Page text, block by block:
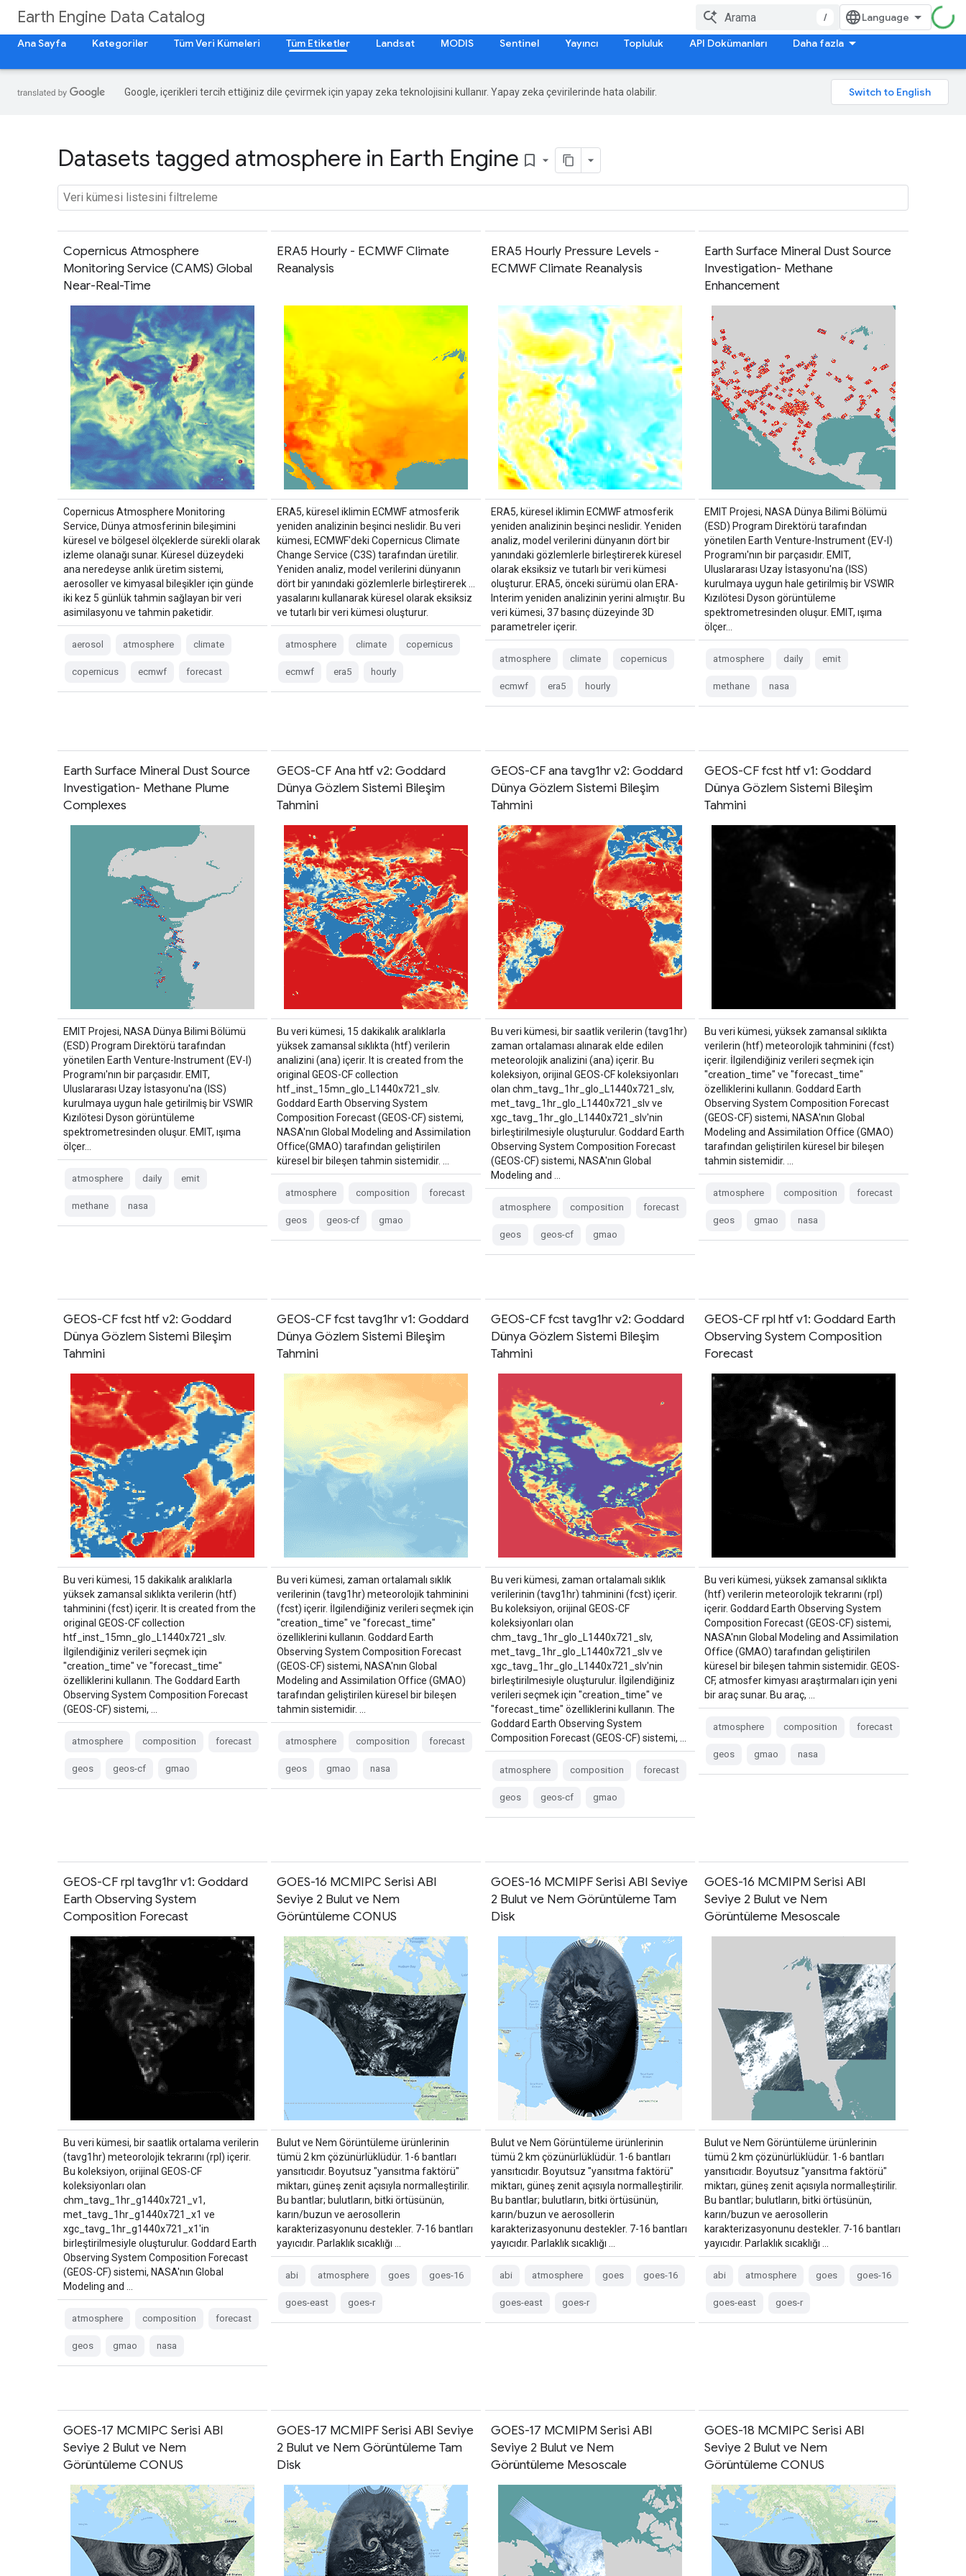
Earth Engine Data Catalog
/
Ana Sayfa
Kategoriler Tüm Veri Kümeleri Tüm Etiketler Landsat MODIS Sentinel Yayıncı Topluluk API Dokümanları Daha fazla
Google, içerikleri tercih ettiğiniz dile çevirmek için yapay zeka teknolojisini kullanır. Yapay zeka çevirilerinde hata olabilir.
Datasets tagged atmosphere in Earth Engine bookmark_border
Copernicus Atmosphere
Monitoring Service (CAMS) Global
Near-Real-Time
Copernicus Atmosphere Monitoring
Service, Dünya atmosferinin bileşimini
küresel ve bölgesel ölçeklerde sürekli olarak
izleme olanağı sunar. Küresel düzeydeki
ana neredeyse anlık üretim sistemi,
aerosoller ve kimyasal bileşikler için günde
iki kez 5 günlük tahmin sağlayan bir veri
asimilasyonu ve tahmin paketidir.
aerosol atmosphere climate
copernicus ecmwf forecast
ERA5 Hourly - ECMWF Climate
Reanalysis
ERA5, küresel iklimin ECMWF atmosferik
yeniden analizinin beşinci neslidir. Bu veri
kümesi, ECMWF'deki Copernicus Climate
Change Service (C3S) tarafından üretilir.
Yeniden analiz, model verilerini dünyanın
dört bir yanındaki gözlemlerle birleştirerek …
yasalarını kullanarak küresel olarak eksiksiz
ve tutarlı bir veri kümesi oluşturur.
atmosphere climate copernicus
ecmwf era5 hourly
ERA5 Hourly Pressure Levels -
ECMWF Climate Reanalysis
ERA5, küresel iklimin ECMWF atmosferik
yeniden analizinin beşinci neslidir. Yeniden
analiz, model verilerini dünyanın dört bir
yanındaki gözlemlerle birleştirerek küresel
olarak eksiksiz ve tutarlı bir veri kümesi
oluşturur. ERA5, önceki sürümü olan ERA-
Interim yeniden analizinin yerini almıştır. Bu
veri kümesi, 37 basınç düzeyinde 3D
parametreler içerir.
atmosphere climate copernicus
ecmwf era5 hourly
Earth Surface Mineral Dust Source
Investigation- Methane
Enhancement
EMIT Projesi, NASA Dünya Bilimi Bölümü
(ESD) Program Direktörü tarafından
yönetilen Earth Venture-Instrument (EV-I)
Programı'nın bir parçasıdır. EMIT,
Uluslararası Uzay İstasyonu'na (ISS)
kurulmaya uygun hale getirilmiş bir VSWIR
Kızılötesi Dyson görüntüleme
spektrometresinden oluşur. EMIT, ışıma
ölçer…
atmosphere daily emit
methane nasa
Earth Surface Mineral Dust Source
Investigation- Methane Plume
Complexes
EMIT Projesi, NASA Dünya Bilimi Bölümü
(ESD) Program Direktörü tarafından
yönetilen Earth Venture-Instrument (EV-I)
Programı'nın bir parçasıdır. EMIT,
Uluslararası Uzay İstasyonu'na (ISS)
kurulmaya uygun hale getirilmiş bir VSWIR
Kızılötesi Dyson görüntüleme
spektrometresinden oluşur. EMIT, ışıma
ölçer…
atmosphere daily emit
methane nasa
GEOS-CF Ana htf v2: Goddard
Dünya Gözlem Sistemi Bileşim
Tahmini
Bu veri kümesi, 15 dakikalık aralıklarla
yüksek zamansal sıklıkta (htf) verilerin
analizini (ana) içerir. It is created from the
original GEOS-CF collection
htf_inst_15mn_glo_L1440x721_slv.
Goddard Earth Observing System
Composition Forecast (GEOS-CF) sistemi,
NASA'nın Global Modeling and Assimilation
Office(GMAO) tarafından geliştirilen
küresel bir bileşen tahmin sistemidir. …
atmosphere composition forecast
geos geos-cf gmao
GEOS-CF ana tavg1hr v2: Goddard
Dünya Gözlem Sistemi Bileşim
Tahmini
Bu veri kümesi, bir saatlik verilerin (tavg1hr)
zaman ortalaması alınarak elde edilen
meteorolojik analizini (ana) içerir. Bu
koleksiyon, orijinal GEOS-CF koleksiyonları
olan chm_tavg_1hr_glo_L1440x721_slv,
met_tavg_1hr_glo_L1440x721_slv ve
xgc_tavg_1hr_glo_L1440x721_slv'nin
birleştirilmesiyle oluşturulur. Goddard Earth
Observing System Composition Forecast
(GEOS-CF) sistemi, NASA'nın Global
Modeling and …
atmosphere composition forecast
geos geos-cf gmao
GEOS-CF fcst htf v1: Goddard
Dünya Gözlem Sistemi Bileşim
Tahmini
Bu veri kümesi, yüksek zamansal sıklıkta
verilerin (htf) meteorolojik tahminini (fcst)
içerir. İlgilendiğiniz verileri seçmek için
"creation_time" ve "forecast_time"
özelliklerini kullanın. Goddard Earth
Observing System Composition Forecast
(GEOS-CF) sistemi, NASA'nın Global
Modeling and Assimilation Office (GMAO)
tarafından geliştirilen küresel bir bileşen
tahmin sistemidir. …
atmosphere composition forecast
geos gmao nasa
GEOS-CF fcst htf v2: Goddard
Dünya Gözlem Sistemi Bileşim
Tahmini
Bu veri kümesi, 15 dakikalık aralıklarla
yüksek zamansal sıklıkta verilerin (htf)
tahminini (fcst) içerir. It is created from the
original GEOS-CF collection
htf_inst_15mn_glo_L1440x721_slv.
İlgilendiğiniz verileri seçmek için
"creation_time" ve "forecast_time"
özelliklerini kullanın. The Goddard Earth
Observing System Composition Forecast
(GEOS-CF) sistemi, …
atmosphere composition forecast
geos geos-cf gmao
GEOS-CF fcst tavg1hr v1: Goddard
Dünya Gözlem Sistemi Bileşim
Tahmini
Bu veri kümesi, zaman ortalamalı sıklık
verilerinin (tavg1hr) meteorolojik tahminini
(fcst) içerir. İlgilendiğiniz verileri seçmek için
"creation_time" ve "forecast_time"
özelliklerini kullanın. Goddard Earth
Observing System Composition Forecast
(GEOS-CF) sistemi, NASA'nın Global
Modeling and Assimilation Office (GMAO)
tarafından geliştirilen küresel bir bileşen
tahmin sistemidir. …
atmosphere composition forecast
geos gmao nasa
GEOS-CF fcst tavg1hr v2: Goddard
Dünya Gözlem Sistemi Bileşim
Tahmini
Bu veri kümesi, zaman ortalamalı sıklık
verilerinin (tavg1hr) tahminini (fcst) içerir.
Bu koleksiyon, orijinal GEOS-CF
koleksiyonları olan
chm_tavg_1hr_glo_L1440x721_slv,
met_tavg_1hr_glo_L1440x721_slv ve
xgc_tavg_1hr_glo_L1440x721_slv'nin
birleştirilmesiyle oluşturulur. İlgilendiğiniz
verileri seçmek için "creation_time" ve
"forecast_time" özelliklerini kullanın. The
Goddard Earth Observing System
Composition Forecast (GEOS-CF) sistemi, …
atmosphere composition forecast
geos geos-cf gmao
GEOS-CF rpl htf v1: Goddard Earth
Observing System Composition
Forecast
Bu veri kümesi, yüksek zamansal sıklıkta
(htf) verilerin meteorolojik tekrarını (rpl)
içerir. Goddard Earth Observing System
Composition Forecast (GEOS-CF) sistemi,
NASA'nın Global Modeling and Assimilation
Office (GMAO) tarafından geliştirilen
küresel bir bileşen tahmin sistemidir. GEOS-
CF, atmosfer kimyası araştırmaları için yeni
bir araç sunar. Bu araç, …
atmosphere composition forecast
geos gmao nasa
GEOS-CF rpl tavg1hr v1: Goddard
Earth Observing System
Composition Forecast
Bu veri kümesi, bir saatlik ortalama verilerin
(tavg1hr) meteorolojik tekrarını (rpl) içerir.
Bu koleksiyon, orijinal GEOS-CF
koleksiyonları olan
chm_tavg_1hr_g1440x721_v1,
met_tavg_1hr_g1440x721_x1 ve
xgc_tavg_1hr_g1440x721_x1'in
birleştirilmesiyle oluşturulur. Goddard Earth
Observing System Composition Forecast
(GEOS-CF) sistemi, NASA'nın Global
Modeling and …
atmosphere composition forecast
geos gmao nasa
GOES-16 MCMIPC Serisi ABI
Seviye 2 Bulut ve Nem
Görüntüleme CONUS
Bulut ve Nem Görüntüleme ürünlerinin
tümü 2 km çözünürlüklüdür. 1-6 bantları
yansıtıcıdır. Boyutsuz "yansıtma faktörü"
miktarı, güneş zenit açısıyla normalleştirilir.
Bu bantlar; bulutların, bitki örtüsünün,
karın/buzun ve aerosollerin
karakterizasyonunu destekler. 7-16 bantları
yayıcıdır. Parlaklık sıcaklığı …
abi atmosphere goes goes-16
goes-east goes-r
GOES-16 MCMIPF Serisi ABI Seviye
2 Bulut ve Nem Görüntüleme Tam
Disk
Bulut ve Nem Görüntüleme ürünlerinin
tümü 2 km çözünürlüklüdür. 1-6 bantları
yansıtıcıdır. Boyutsuz "yansıtma faktörü"
miktarı, güneş zenit açısıyla normalleştirilir.
Bu bantlar; bulutların, bitki örtüsünün,
karın/buzun ve aerosollerin
karakterizasyonunu destekler. 7-16 bantları
yayıcıdır. Parlaklık sıcaklığı …
abi atmosphere goes goes-16
goes-east goes-r
GOES-16 MCMIPM Serisi ABI
Seviye 2 Bulut ve Nem
Görüntüleme Mesoscale
Bulut ve Nem Görüntüleme ürünlerinin
tümü 2 km çözünürlüklüdür. 1-6 bantları
yansıtıcıdır. Boyutsuz "yansıtma faktörü"
miktarı, güneş zenit açısıyla normalleştirilir.
Bu bantlar; bulutların, bitki örtüsünün,
karın/buzun ve aerosollerin
karakterizasyonunu destekler. 7-16 bantları
yayıcıdır. Parlaklık sıcaklığı …
abi atmosphere goes goes-16
goes-east goes-r
GOES-17 MCMIPC Serisi ABI
Seviye 2 Bulut ve Nem
Görüntüleme CONUS
GOES-17 MCMIPF Serisi ABI Seviye
2 Bulut ve Nem Görüntüleme Tam
Disk
GOES-17 MCMIPM Serisi ABI
Seviye 2 Bulut ve Nem
Görüntüleme Mesoscale
GOES-18 MCMIPC Serisi ABI
Seviye 2 Bulut ve Nem
Görüntüleme CONUS